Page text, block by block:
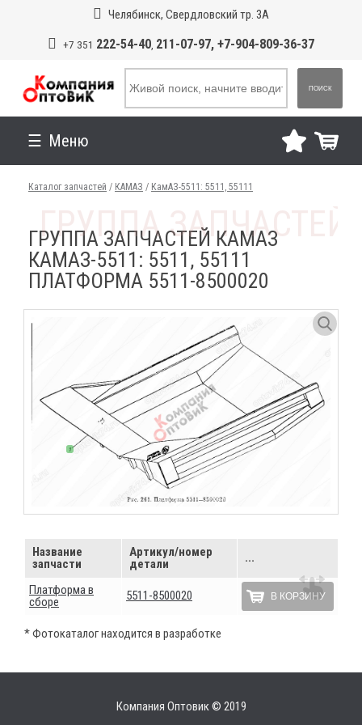
Челябинск, Свердловский тр. 3А
+7 351 222-54-40, 211-07-97, +7-904-809-36-37
ПОИСК
Меню
Каталог запчастей / КАМАЗ / КамАЗ-5511: 5511, 55111
ГРУППА ЗАПЧАСТЕЙ КАМАЗ
КАМАЗ-5511: 5511, 55111
ПЛАТФОРМА 5511-8500020
Название
запчасти
Артикул/номер
детали
...
Платформа в
сборе
5511-8500020 В КОРЗИНУ
* Фотокаталог находится в разработке
Компания Оптовик © 2019